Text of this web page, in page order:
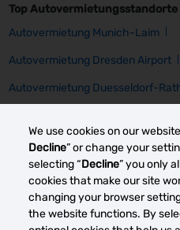
We use cookies on our
Decline” or change your
selecting “Decline” you only
cookies that make our site
changing your browser
the website functions. By
Top Autovermietungsstandorte
Autovermietung Munich-Laim
Autovermietung Dresden Airport
Autovermietung Duesseldorf-
Autovermietung Hamburg Airport
Autovermietung Stuttgart-
Autovermietung Cologne-Porz